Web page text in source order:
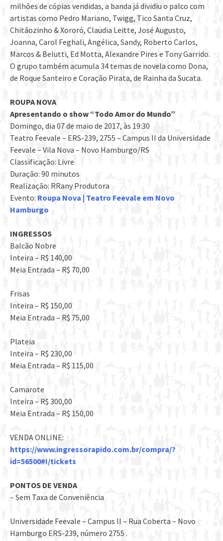
milhões de cópias vendidas, a banda já dividiu o palco com
artistas como Pedro Mariano, Twigg, Tico Santa Cruz,
Chitãozinho & Xororó, Claudia Leitte, José Augusto,
Joanna, Carol Feghali, Angélica, Sandy, Roberto Carlos,
Marcos & Belutti, Ed Motta, Alexandre Pires e Tony Garrido.
O grupo também acumula 34 temas de novela como Dona,
de Roque Santeiro e Coração Pirata, de Rainha da Sucata.
ROUPA NOVA
Apresentando o show “Todo Amor do Mundo”
Domingo, dia 07 de maio de 2017, às 19:30
Teatro Feevale – ERS-239, 2755 – Campus II da Universidade
Feevale – Vila Nova – Novo Hamburgo/RS
Classificação: Livre
Duração: 90 minutos
Realização: RRany Produtora
Evento: Roupa Nova | Teatro Feevale em Novo
Hamburgo
INGRESSOS
Balcão Nobre
Inteira – R$ 140,00
Meia Entrada – R$ 70,00
Frisas
Inteira – R$ 150,00
Meia Entrada – R$ 75,00
Plateia
Inteira – R$ 230,00
Meia Entrada – R$ 115,00
Camarote
Inteira – R$ 300,00
Meia Entrada – R$ 150,00
VENDA ONLINE:
https://www.ingressorapido.com.br/compra/?
id=56500#!/tickets
PONTOS DE VENDA
– Sem Taxa de Conveniência
Universidade Feevale – Campus II – Rua Coberta – Novo
Hamburgo ERS-239, número 2755 .